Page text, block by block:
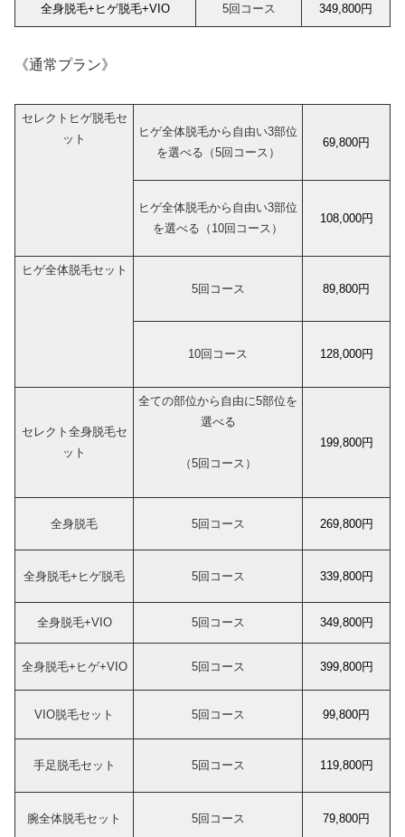
全身脱毛+ヒゲ脱毛+VIO 5回コース 349,800円
《通常プラン》
セレクトヒゲ脱毛セ
ット
ヒゲ全体脱毛から自由い3部位
を選べる（5回コース）
69,800円
ヒゲ全体脱毛から自由い3部位
を選べる（10回コース）
108,000円
ヒゲ全体脱毛セット
5回コース
89,800円
10回コース 128,000円
セレクト全身脱毛セ
ット
全ての部位から自由に5部位を
選べる
（5回コース）
199,800円
全身脱毛 5回コース 269,800円
全身脱毛+ヒゲ脱毛 5回コース 339,800円
全身脱毛+VIO 5回コース 349,800円
全身脱毛+ヒゲ+VIO 5回コース 399,800円
VIO脱毛セット 5回コース 99,800円
手足脱毛セット 5回コース 119,800円
腕全体脱毛セット 5回コース 79,800円